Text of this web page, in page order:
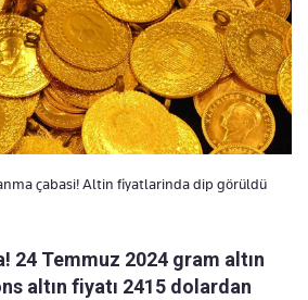
çabasi! Altin fiyatlarinda dip görüldü
24 Temmuz 2024 gram altın
altın fiyatı 2415 dolardan